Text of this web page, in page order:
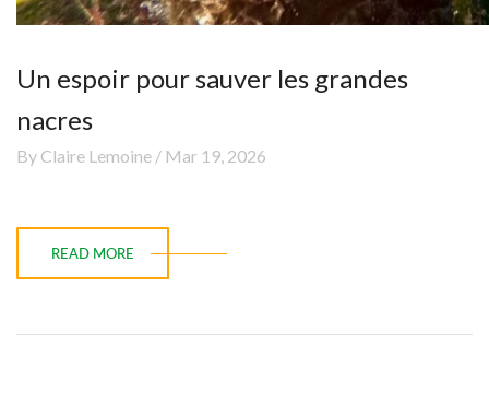
Un espoir pour sauver les grandes
nacres
By Claire Lemoine / Mar 19, 2026
READ MORE